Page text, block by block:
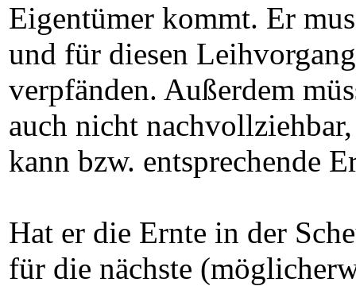
Eigentümer kommt. Er
und für diesen
verpfänden. Außerdem
auch nicht
kann bzw. entsprechende
Hat er die Ernte in der
für die nächste